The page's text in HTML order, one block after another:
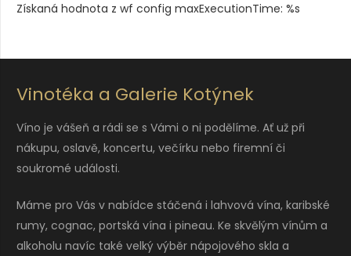
Získaná hodnota z wf config maxExecutionTime: %s
Vinotéka a Galerie Kotýnek
Víno je vášeň a rádi se s Vámi o ni podělíme. Ať už při
nákupu, oslavě, koncertu, večírku nebo firemní či
soukromé události.
Máme pro Vás v nabídce stáčená i lahvová vína, karibské
rumy, cognac, portská vína i pineau. Ke skvělým vínům a
alkoholu navíc také velký výběr nápojového skla a